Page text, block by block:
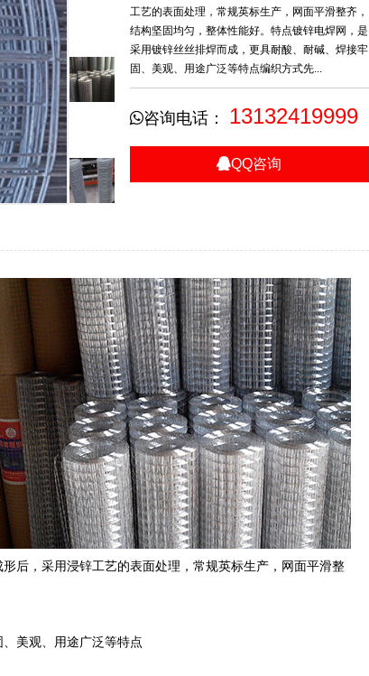
工艺的表面处理，常规英标生产，网面平滑整齐，
结构坚固均匀，整体性能好。特点镀锌电焊网，是
采用镀锌丝丝排焊而成，更具耐酸、耐碱、焊接牢
固、美观、用途广泛等特点编织方式先...
咨询电话： 13132419999
QQ咨询
后，采用浸锌工艺的表面处理，常规英标生产，网面平滑整
美观、用途广泛等特点